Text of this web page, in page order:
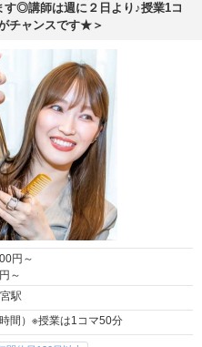
◎講師は週に２日より♪授業1コ
チャンスです★＞
円～
円～
駅
間）※授業は1コマ50分